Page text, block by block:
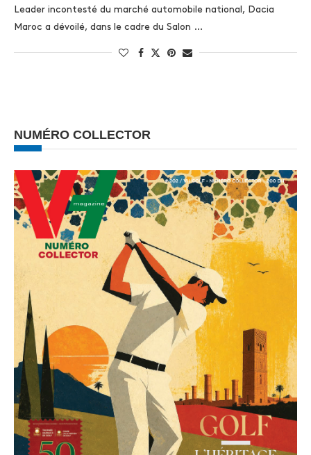
Leader incontesté du marché automobile national, Dacia
Maroc a dévoilé, dans le cadre du Salon …
NUMÉRO COLLECTOR